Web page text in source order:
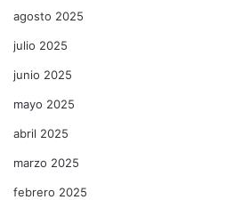
agosto 2025
julio 2025
junio 2025
mayo 2025
abril 2025
marzo 2025
febrero 2025